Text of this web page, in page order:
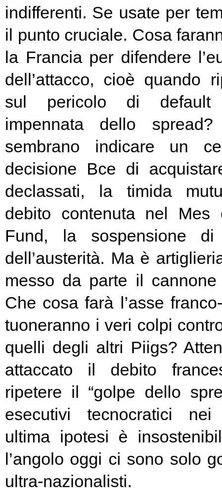
indifferenti. Se usate per
il punto cruciale. Cosa
la Francia per difendere
dell’attacco, cioè quando
sul pericolo di default
impennata dello
sembrano indicare un
decisione Bce di
declassati, la timida
debito contenuta nel Mes
Fund, la sospensione di
dell’austerità. Ma è
messo da parte il
Che cosa farà l’asse
tuoneranno i veri colpi
quelli degli altri Piigs?
attaccato il debito
ripetere il “golpe dello
esecutivi tecnocratici
ultima ipotesi è
l’angolo oggi ci sono solo
ultra-nazionalisti.